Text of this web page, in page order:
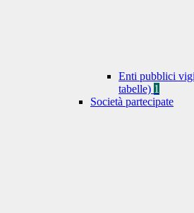
Enti pubblici
tabelle) 1
Società partecipate